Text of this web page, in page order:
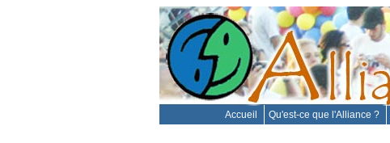
Accueil Qu'est-ce que l'Alliance ?